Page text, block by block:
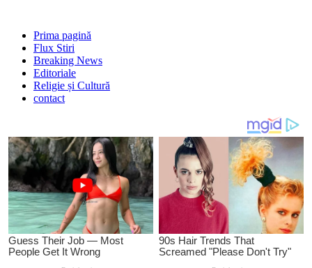
Prima pagină
Flux Stiri
Breaking News
Editoriale
Religie și Cultură
contact